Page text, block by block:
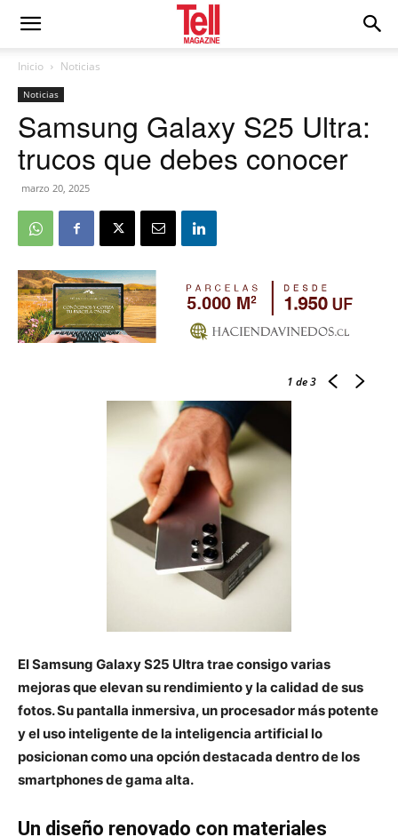
Inicio Noticias
Noticias
Samsung Galaxy S25 Ultra:
trucos que debes conocer
marzo 20, 2025
1 de 3
El Samsung Galaxy S25 Ultra trae consigo varias
mejoras que elevan su rendimiento y la calidad de sus
fotos. Su pantalla inmersiva, un procesador más potente
y el uso inteligente de la inteligencia artificial lo
posicionan como una opción destacada dentro de los
smartphones de gama alta.
Un diseño renovado con materiales